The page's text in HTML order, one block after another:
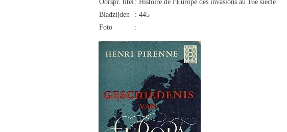
Oorspr. titel : Histoire de l'Europe des invasions au 16e siècle
Bladzijden
: 445
Foto
: